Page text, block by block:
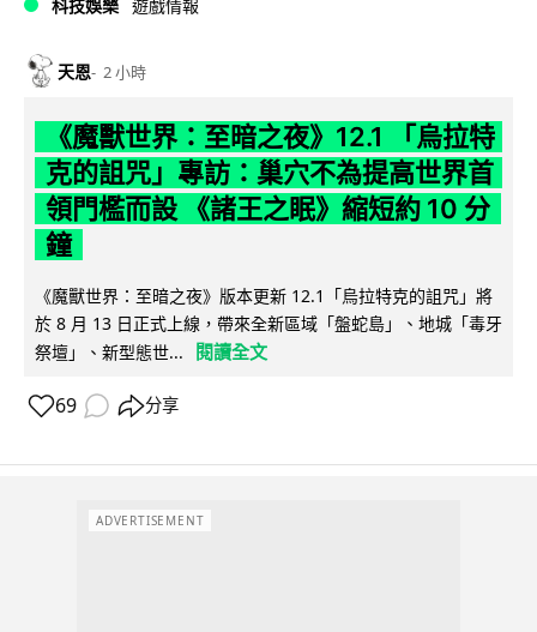
科技娛樂 遊戲情報
天恩 2 小時
《魔獸世界：至暗之夜》12.1 「烏拉特
克的詛咒」專訪：巢穴不為提高世界首
領門檻而設 《諸王之眠》縮短約 10 分
鐘
《魔獸世界：至暗之夜》版本更新 12.1「烏拉特克的詛咒」將
於 8 月 13 日正式上線，帶來全新區域「盤蛇島」、地城「毒牙
祭壇」、新型態世...
閱讀全文
69 分享
ADVERTISEMENT